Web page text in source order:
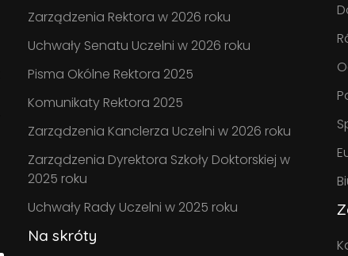
Zarządzenia Rektora w 2026 roku
Uchwały Senatu Uczelni w 2026 roku
Pisma Okólne Rektora 2025
Komunikaty Rektora 2025
Zarządzenia Kanclerza Uczelni w 2026 roku
Zarządzenia Dyrektora Szkoły Doktorskiej w
2025 roku
Uchwały Rady Uczelni w 2025 roku
Na skróty